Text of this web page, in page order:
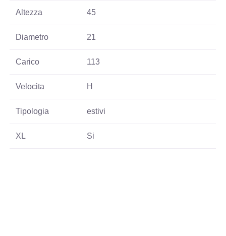
Altezza 45
Diametro 21
Carico 113
Velocita H
Tipologia estivi
XL Si